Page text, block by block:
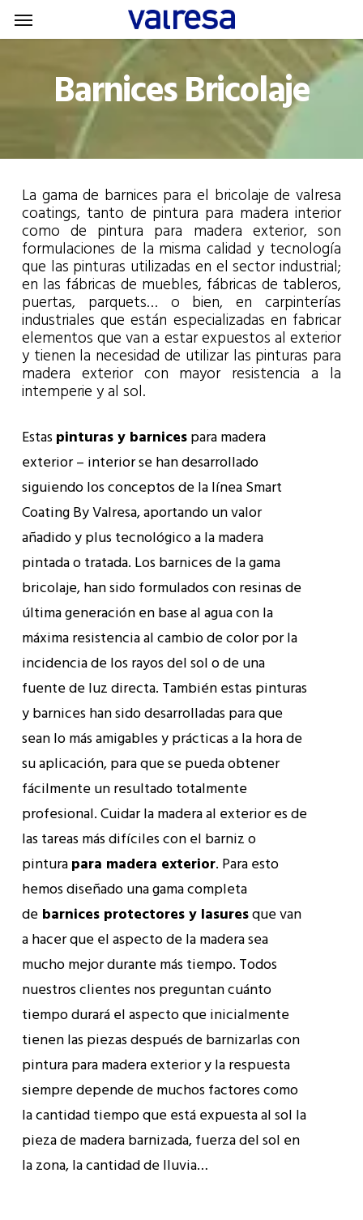
Skip
to
Menu
Barnices Bricolaje
La gama de barnices para el bricolaje de valresa
coatings, tanto de pintura para madera interior
como de pintura para madera exterior, son
formulaciones de la misma calidad y tecnología
que las pinturas utilizadas en el sector industrial;
en las fábricas de muebles, fábricas de tableros,
puertas, parquets… o bien, en carpinterías
industriales que están especializadas en fabricar
elementos que van a estar expuestos al exterior
y tienen la necesidad de utilizar las pinturas para
madera exterior con mayor resistencia a la
intemperie y al sol.
Estaspinturas y barnicespara madera
exterior – interior se han desarrollado
siguiendo los conceptos de la línea Smart
Coating By Valresa, aportando un valor
añadido y plus tecnológico a la madera
pintada o tratada. Los barnices de la gama
bricolaje, han sido formulados con resinas de
última generación en base al agua con la
máxima resistencia al cambio de color por la
incidencia de los rayos del sol o de una
fuente de luz directa. También estas pinturas
y barnices han sido desarrolladas para que
sean lo más amigables y prácticas a la hora de
su aplicación, para que se pueda obtener
fácilmente un resultado totalmente
profesional. Cuidar la madera al exterior es de
las tareas más difíciles con el barniz o
pinturapara madera exterior. Para esto
hemos diseñado una gama completa
de barnices protectores y lasuresque van
a hacer que el aspecto de la madera sea
mucho mejor durante más tiempo. Todos
nuestros clientes nos preguntan cuánto
tiempo durará el aspecto que inicialmente
tienen las piezas después de barnizarlas con
pintura para madera exterior y la respuesta
siempre depende de muchos factores como
la cantidad tiempo que está expuesta al sol la
pieza de madera barnizada, fuerza del sol en
la zona, la cantidad de lluvia…
Menu